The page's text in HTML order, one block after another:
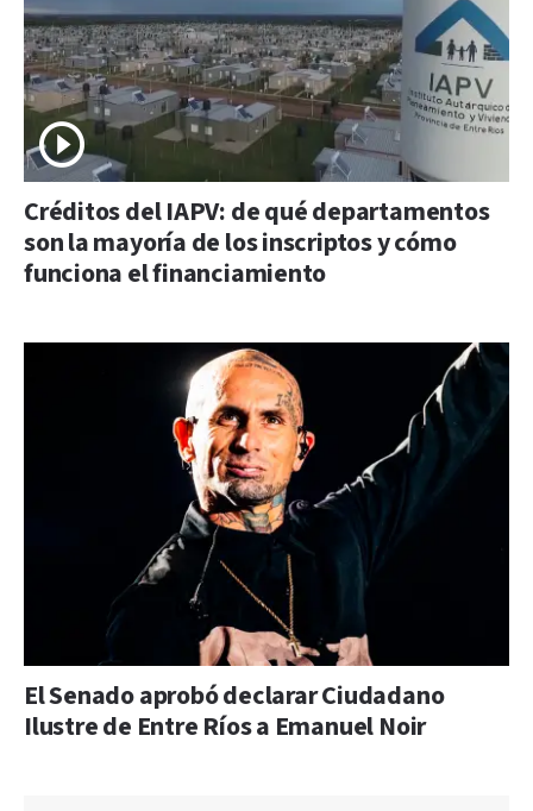
Créditos del IAPV: de qué departamentos
son la mayoría de los inscriptos y cómo
funciona el financiamiento
El Senado aprobó declarar Ciudadano
Ilustre de Entre Ríos a Emanuel Noir